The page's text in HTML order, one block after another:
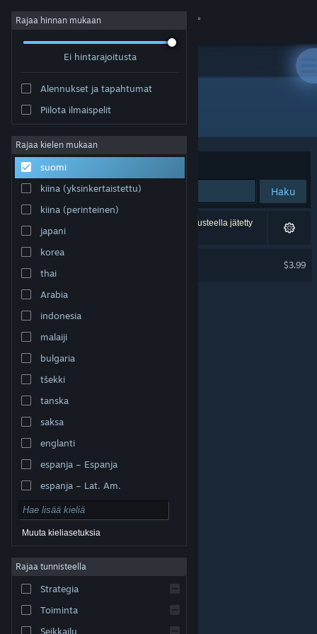
Kirjaudu sisään
Tietoa
Tuki
Vaihda kieli
Hanki Steam-mobiilisovellus
Näytä työpöytäsivusto
© Valve Corporation. Kaikki oikeudet pidätetään. Kaikki
Yhdysvalloissa ja kaikkialla maailmassa.
Helppokäyttötoiminnot
Hyvitykset|Evästeet
Rajaa hinnan mukaan
Ei hintarajoitusta
Alennukset ja tapahtumat
Piilota ilmaispelit
Rajaa kielen mukaan
suomi
kiina (yksinkertaistettu)
kiina (perinteinen)
japani
korea
thai
Arabia
indonesia
malaiji
bulgaria
tšekki
tanska
saksa
englanti
espanja – Espanja
espanja – Lat. Am.
Muuta kieliasetuksia
Rajaa tunnisteella
Strategia
Toiminta
Seikkailu
Kehittäjä: paochanz
Järjestelyperuste
Haku
1 tulos vastaa hakuasi. 2 peliä on asetustesi perusteella jätetty
pois.
$3.99